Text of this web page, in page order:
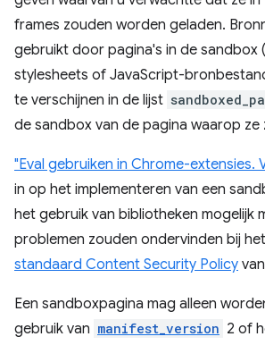
frames zouden worden geladen.
gebruikt door pagina's in de sandbox
stylesheets of JavaScript-
te verschijnen in de lijst
de sandbox van de pagina waarop ze
"Eval gebruiken in Chrome-extensies.
in op het implementeren van een
het gebruik van bibliotheken mogelijk
problemen zouden ondervinden bij
standaard Content Security Policy
Een sandboxpagina mag alleen
gebruik van manifest_version 2 of